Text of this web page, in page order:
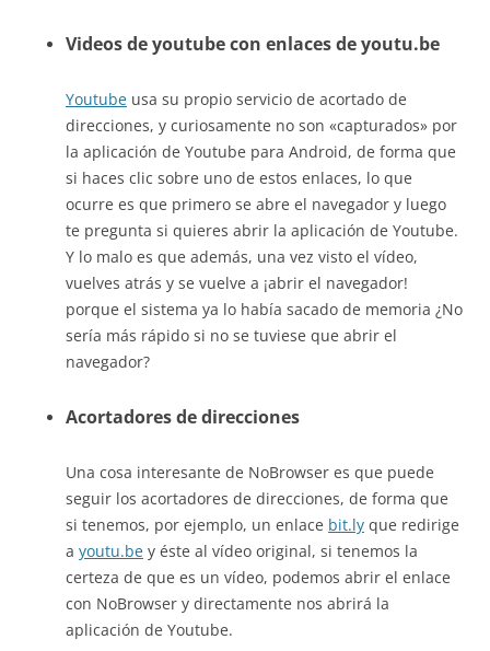
Videos de youtube con enlaces deyoutu.be
Youtube usa su propio servicio de acortado de
direcciones, y curiosamente no son «capturados» por
la aplicación de Youtube para Android, de forma que
si haces clic sobre uno de estos enlaces, lo que
ocurre es que primero se abre el navegador y luego
te pregunta si quieres abrir la aplicación de Youtube.
Y lo malo es que además, una vez visto el vídeo,
vuelves atrás y se vuelve a ¡abrir el navegador!
porque el sistema ya lo había sacado de memoria ¿No
sería más rápido si no se tuviese que abrir el
navegador?
Acortadores de direcciones
Una cosa interesante de NoBrowser es que puede
seguir los acortadores de direcciones, de forma que
si tenemos, por ejemplo, un enlace bit.ly que redirige
a youtu.be y éste al vídeo original, si tenemos la
certeza de que es un vídeo, podemos abrir el enlace
con NoBrowser y directamente nos abrirá la
aplicación de Youtube.